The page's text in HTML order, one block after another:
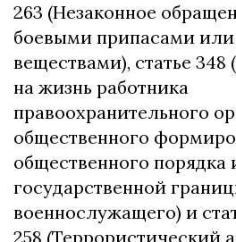
263 (Незаконное
боевыми припасами
веществами), статье 348
на жизнь работника
правоохранительного
общественного
общественного порядка
государственной
военнослужащего) и
258 (Террористический